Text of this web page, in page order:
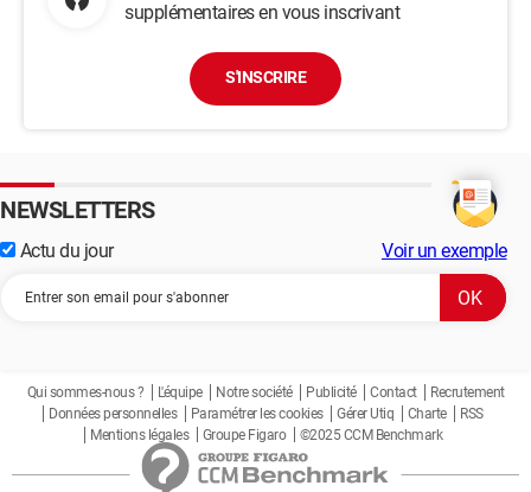
supplémentaires en vous inscrivant
S'INSCRIRE
NEWSLETTERS
Actu du jour Voir un exemple
Qui sommes-nous ? L'équipe Notre société Publicité Contact
Recrutement
Données personnelles
Paramétrer les cookies Gérer Utiq Charte
RSS
Mentions légales
Groupe Figaro ©2025 CCM Benchmark